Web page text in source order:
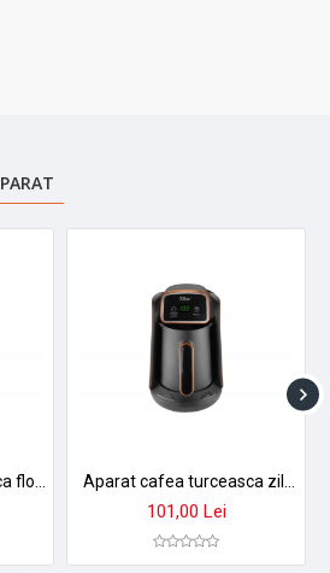
de cafea autentică, pasionații de
sau pentru cadouri speciale
101,00 Lei